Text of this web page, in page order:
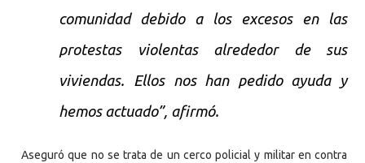
comunidad debido a los excesos en las
protestas violentas alrededor de sus
viviendas. Ellos nos han pedido ayuda y
hemos actuado”, afirmó.
Aseguró que no se trata de un cerco policial y militar en contra